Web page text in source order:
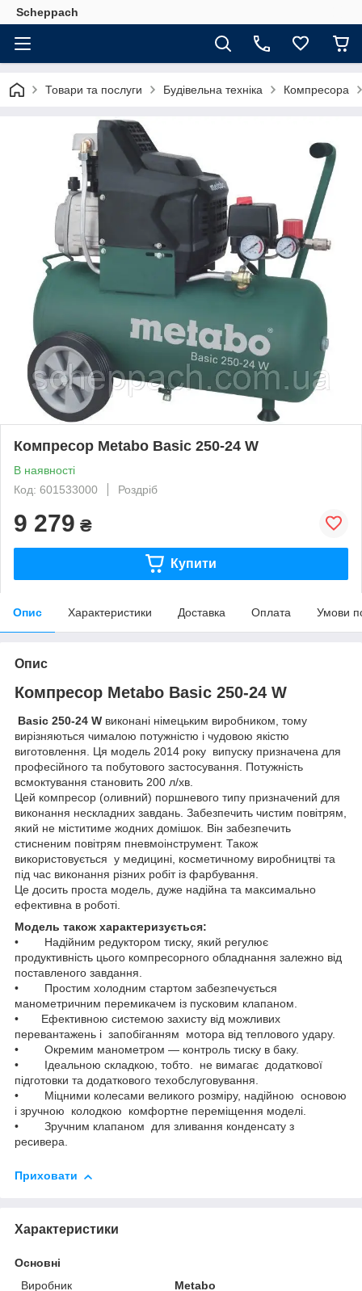
Scheppach
Товари та послуги Будівельна техніка Компресора
Компресор Metabo Basic 250-24 W
В наявності
Код: 601533000
Роздріб
9 279 ₴
Купити
Опис Характеристики Доставка Оплата Умови
Опис
Компресор Metabo Basic 250-24 W
Basic 250-24 W виконані німецьким виробником, тому
вирізняються чималою потужністю і чудовою якістю
виготовлення. Ця модель 2014 року випуску призначена для
професійного та побутового застосування. Потужність
всмоктування становить 200 л/хв.
Цей компресор (оливний) поршневого типу призначений для
виконання нескладних завдань. Забезпечить чистим повітрям,
який не міститиме жодних домішок. Він забезпечить
стисненим повітрям пневмоінструмент. Також
використовується у медицині, косметичному виробництві та
під час виконання різних робіт із фарбування.
Це досить проста модель, дуже надійна та максимально
ефективна в роботі.
Модель також характеризується:
• Надійним редуктором тиску, який регулює
продуктивність цього компресорного обладнання залежно від
поставленого завдання.
• Простим холодним стартом забезпечується
манометричним перемикачем із пусковим клапаном.
• Ефективною системою захисту від можливих
перевантажень і запобіганням мотора від теплового удару.
• Окремим манометром — контроль тиску в баку.
• Ідеальною складкою, тобто. не вимагає додаткової
підготовки та додаткового техобслуговування.
• Міцними колесами великого розміру, надійною основою
і зручною колодкою комфортне переміщення моделі.
• Зручним клапаном для зливання конденсату з
ресивера.
Приховати
Характеристики
Основні
Виробник
Metabo